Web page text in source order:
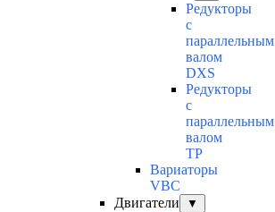
Редукторы
с
параллельным
валом
DXS
Редукторы
с
параллельным
валом
TP
Вариаторы
VBC
Двигатели
▼